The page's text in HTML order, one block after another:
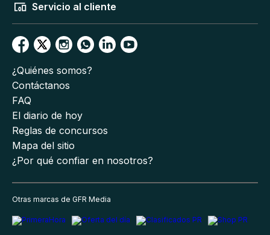
Servicio al cliente
¿Quiénes somos?
Contáctanos
FAQ
El diario de hoy
Reglas de concursos
Mapa del sitio
¿Por qué confiar en nosotros?
Otras marcas de GFR Media